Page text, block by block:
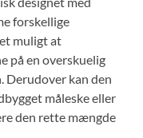
forskellige
muligt at
på en overskuelig
Derudover kan den
måleske eller
den rette mængde